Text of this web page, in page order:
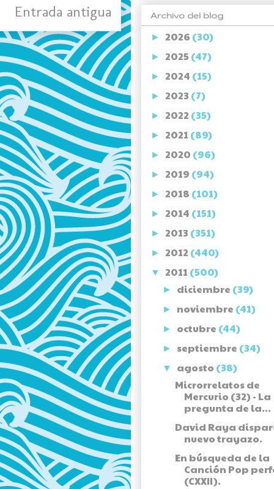
Entrada antigua Archivo del blog
► 2026 (30)
► 2025 (47)
► 2024 (15)
► 2023 (7)
► 2022 (35)
► 2021 (89)
► 2020 (96)
► 2019 (94)
► 2018 (101)
► 2014 (151)
► 2013 (351)
► 2012 (440)
▼ 2011 (500)
► diciembre (39)
► noviembre (41)
► octubre (44)
► septiembre (34)
▼ agosto (38)
Microrrelatos de
Mercurio (32) - La
pregunta de la...
David Raya
nuevo trayazo.
En búsqueda de la
Canción Pop
(CXXII).